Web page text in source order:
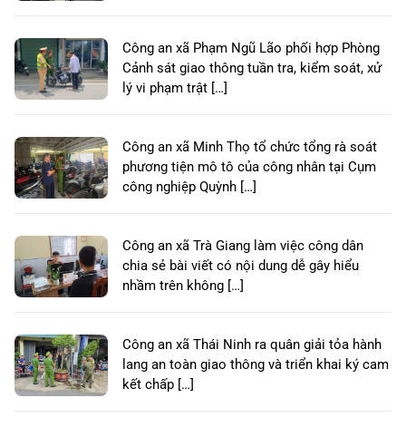
Công an xã Phạm Ngũ Lão phối hợp Phòng
Cảnh sát giao thông tuần tra, kiểm soát, xử
lý vi phạm trật […]
Công an xã Minh Thọ tổ chức tổng rà soát
phương tiện mô tô của công nhân tại Cụm
công nghiệp Quỳnh […]
Công an xã Trà Giang làm việc công dân
chia sẻ bài viết có nội dung dễ gây hiểu
nhầm trên không […]
Công an xã Thái Ninh ra quân giải tỏa hành
lang an toàn giao thông và triển khai ký cam
kết chấp […]